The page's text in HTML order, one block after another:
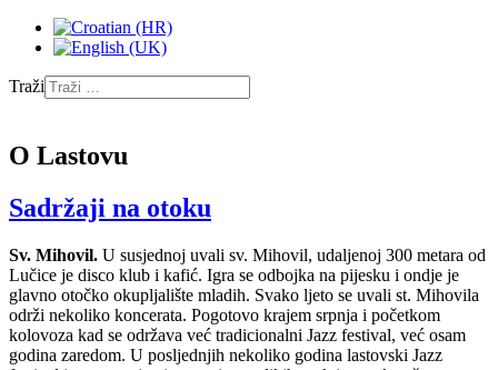
Traži
O Lastovu
Sadržaji na otoku
Sv. Mihovil. U susjednoj uvali sv. Mihovil, udaljenoj 300 metara od
Lučice je disco klub i kafić. Igra se odbojka na pijesku i ondje je
glavno otočko okupljalište mladih. Svako ljeto se uvali st. Mihovila
održi nekoliko koncerata. Pogotovo krajem srpnja i početkom
kolovoza kad se održava već tradicionalni Jazz festival, već osam
godina zaredom. U posljednjih nekoliko godina lastovski Jazz